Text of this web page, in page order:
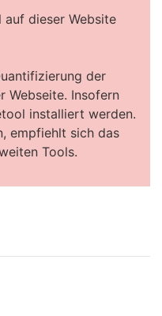
auf dieser Website
der
Webseite. Insofern
installiert werden.
empfiehlt sich das
Tools.